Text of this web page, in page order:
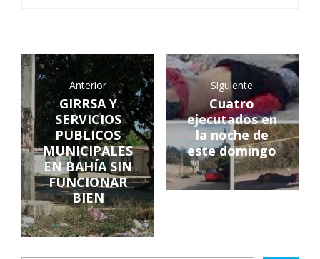
Anterior
GIRRSA Y
SERVICIOS
PUBLICOS
MUNICIPALES
EN BAHÍA SIN
FUNCIONAR
BIEN
Siguiente
Cuatro
ejecutados en
la noche de
este domingo